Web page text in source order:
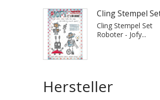
Cling Stempel
Cling Stempel Set
Roboter - Jofy...
Hersteller